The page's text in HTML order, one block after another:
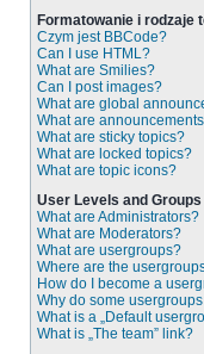
Formatowanie i rodzaje
Czym jest BBCode?
Can I use HTML?
What are Smilies?
Can I post images?
What are global
What are
What are sticky topics?
What are locked topics?
What are topic icons?
User Levels and Groups
What are Administrators?
What are Moderators?
What are usergroups?
Where are the
How do I become a
Why do some
What is a „Default
What is „The team” link?